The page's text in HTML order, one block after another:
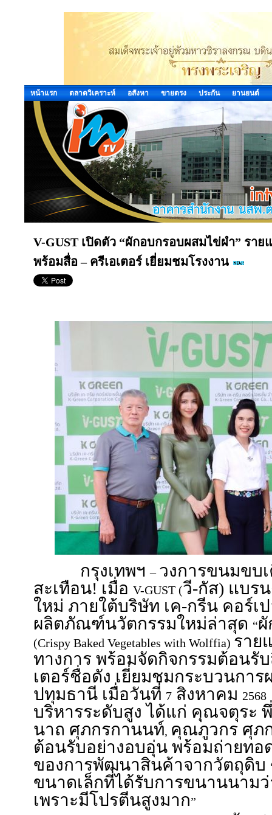
หน้าแรก ตลาดวิเคราะห์ อสังหา ขายตรง ประกัน ยานยนต์
V-GUST เปิดตัว “ผักอบกรอบผสมไข่ผำ” ราย
พร้อมสื่อ – ครีเอเตอร์ เยี่ยมชมโรงงาน
กรุงเทพฯ– วงการขนมขบ
สะเทือน! เมื่อ V-GUST (วี-กัส) แบร
ใหม่ ภายใต้บริษัท เค-กรีน คอร์เ
ผลิตภัณฑ์นวัตกรรมใหม่ล่าสุด “
(Crispy Baked Vegetables with Wolffia) ราย
ทางการ พร้อมจัดกิจกรรมต้อนรั
เตอร์ชื่อดัง เยี่ยมชมกระบวนกา
ปทุมธานี เมื่อวันที่ 7 สิงหาคม 2568
บริหารระดับสูง ได้แก่ คุณจตุระ
นาถ ศุภกรกานนท์, คุณภูวกร ศุภ
ต้อนรับอย่างอบอุ่น พร้อมถ่ายทอ
ของการพัฒนาสินค้าจากวัตถุดิบ
ขนาดเล็กที่ได้รับการขนานนาม
เพราะมีโปรตีนสูงมาก”